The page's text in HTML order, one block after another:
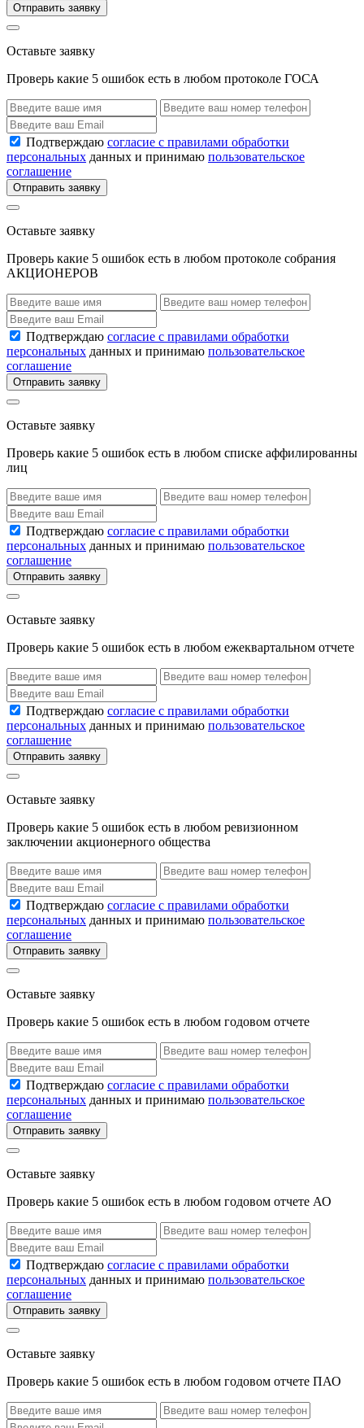
Отправить заявку
Оставьте заявку
Проверь какие 5 ошибок есть в любом протоколе ГОСА
Подтверждаю согласие с правилами обработки
персональных данных и принимаю пользовательское
соглашение
Отправить заявку
Оставьте заявку
Проверь какие 5 ошибок есть в любом протоколе собрания
АКЦИОНЕРОВ
Подтверждаю согласие с правилами обработки
персональных данных и принимаю пользовательское
соглашение
Отправить заявку
Оставьте заявку
Проверь какие 5 ошибок есть в любом списке аффилированны
лиц
Подтверждаю согласие с правилами обработки
персональных данных и принимаю пользовательское
соглашение
Отправить заявку
Оставьте заявку
Проверь какие 5 ошибок есть в любом ежеквартальном отчете
Подтверждаю согласие с правилами обработки
персональных данных и принимаю пользовательское
соглашение
Отправить заявку
Оставьте заявку
Проверь какие 5 ошибок есть в любом ревизионном
заключении акционерного общества
Подтверждаю согласие с правилами обработки
персональных данных и принимаю пользовательское
соглашение
Отправить заявку
Оставьте заявку
Проверь какие 5 ошибок есть в любом годовом отчете
Подтверждаю согласие с правилами обработки
персональных данных и принимаю пользовательское
соглашение
Отправить заявку
Оставьте заявку
Проверь какие 5 ошибок есть в любом годовом отчете АО
Подтверждаю согласие с правилами обработки
персональных данных и принимаю пользовательское
соглашение
Отправить заявку
Оставьте заявку
Проверь какие 5 ошибок есть в любом годовом отчете ПАО